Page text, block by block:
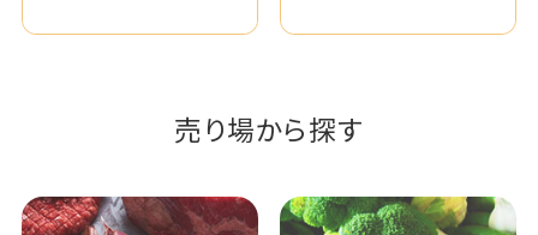
売り場から探す